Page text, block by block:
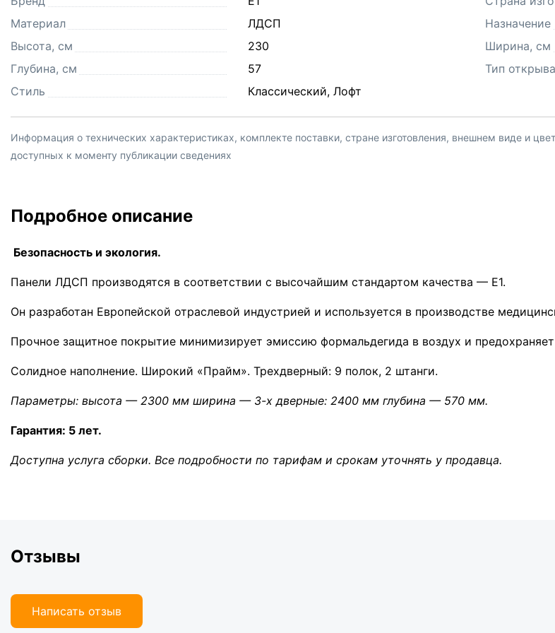
Материал
ЛДСП Назначение
Высота, см
230 Ширина, см
Глубина, см
57 Тип
Стиль
Классический, Лофт
Информация о технических характеристиках, комплекте поставки, стране изготовления, внешнем виде и
доступных к моменту публикации сведениях
Подробное описание
Безопасность и экология.
Панели ЛДСП производятся в соответствии с высочайшим стандартом качества — Е1.
Он разработан Европейской отраслевой индустрией и используется в производстве
Прочное защитное покрытие минимизирует эмиссию формальдегида в воздух и
Солидное наполнение. Широкий «Прайм». Трехдверный: 9 полок, 2 штанги.
Параметры: высота — 2300 мм ширина — 3-х дверные: 2400 мм глубина — 570 мм.
Гарантия: 5 лет.
Доступна услуга сборки. Все подробности по тарифам и срокам уточнять у продавца.
Отзывы
Написать отзыв